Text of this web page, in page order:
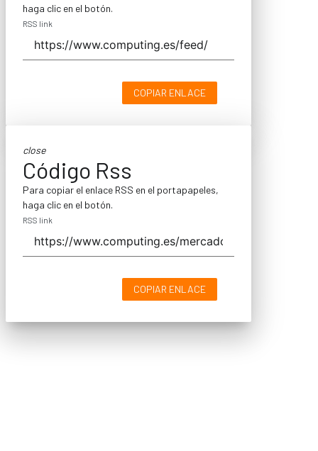
haga clic en el botón.
RSS link
COPIAR ENLACE
close
Código Rss
Para copiar el enlace RSS en el portapapeles,
haga clic en el botón.
RSS link
COPIAR ENLACE